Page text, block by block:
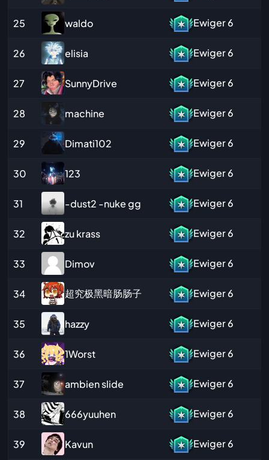
25 waldo Ewiger6
26 elisia Ewiger6
27 SunnyDrive Ewiger6
28 machine Ewiger6
29 Dimati102 Ewiger6
30 123 Ewiger6
31 -dust2 -nuke gg Ewiger6
32 zu krass Ewiger6
33 Dimov Ewiger6
34 超究极黑暗肠肠子 Ewiger6
35 hazzy Ewiger6
36 1Worst Ewiger6
37 ambien slide Ewiger6
38 666yuuhen Ewiger6
39 Kavun Ewiger6